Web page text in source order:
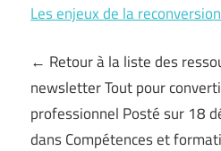
Les enjeux de la
← Retour à la liste des
newsletter Tout pour
professionnel Posté sur 18
dans Compétences et